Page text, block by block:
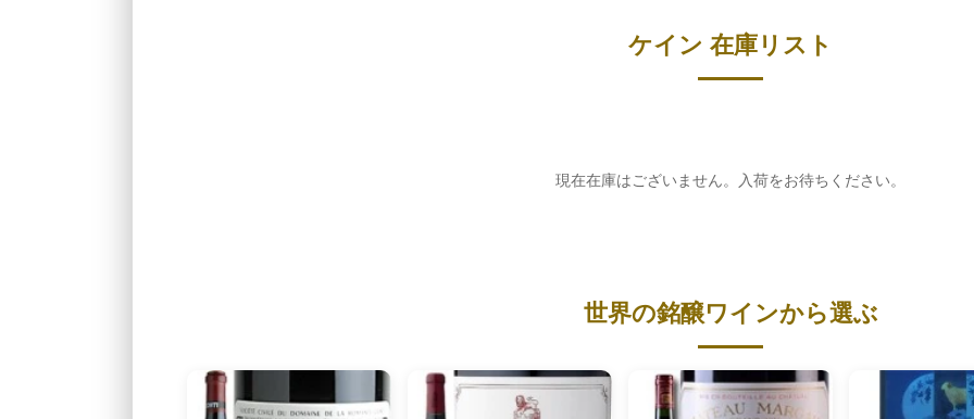
ケイン 在庫リスト
現在在庫はございません。入荷をお待ちください。
世界の銘醸ワインから選ぶ